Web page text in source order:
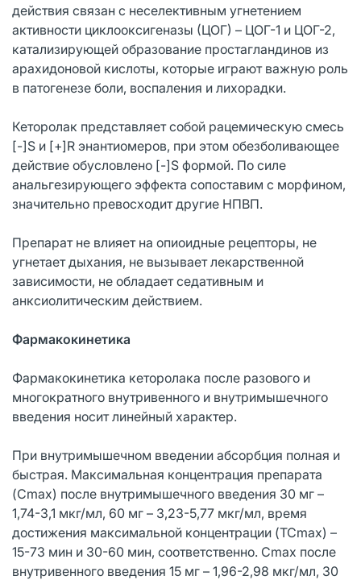
действия связан с неселективным угнетением
активности циклоокcигеназы (ЦОГ) – ЦОГ-1 и ЦОГ-2,
катализирующей образование простагландинов из
арахидоновой кислоты, которые играют важную роль
в патогенезе боли, воспаления и лихорадки.
Кеторолак представляет собой рацемическую смесь
[-]S и [+]R энантиомеров, при этом обезболивающее
действие обусловлено [-]S формой. По силе
анальгезирующего эффекта сопоставим с морфином,
значительно превосходит другие НПВП.
Препарат не влияет на опиоидные рецепторы, не
угнетает дыхания, не вызывает лекарственной
зависимости, не обладает седативным и
анксиолитическим действием.
Фармакокинетика
Фармакокинетикa кеторолака после разового и
многократного внутривенного и внутримышечного
введения носит линейный характер.
При внутримышечном введении абсорбция полная и
быстрая. Максимальная концентрация препарата
(Cmax) после внутримышечного введения 30 мг –
1,74-3,1 мкг/мл, 60 мг – 3,23-5,77 мкг/мл, время
достижения максимальной концентрации (TCmax) –
15-73 мин и 30-60 мин, соответственно. Cmax после
внутривенного введения 15 мг – 1,96-2,98 мкг/мл, 30